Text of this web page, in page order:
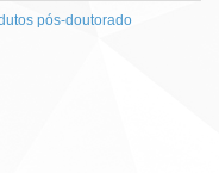
pós-doutorado